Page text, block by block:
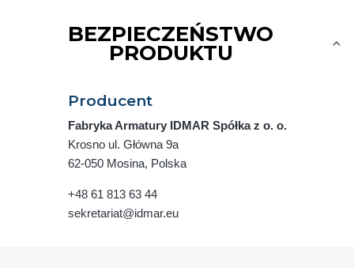
BEZPIECZEŃSTWO
PRODUKTU
Producent
Fabryka Armatury IDMAR Spółka z o. o.
Krosno ul. Główna 9a
62-050 Mosina, Polska
+48 61 813 63 44
sekretariat@idmar.eu